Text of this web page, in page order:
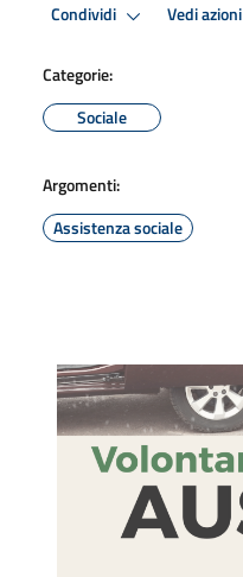
Condividi Vedi azioni
Categorie:
Sociale
Argomenti:
Assistenza sociale